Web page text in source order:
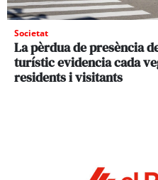
Societat
La pèrdua de presència
turístic evidencia cada
residents i visitants